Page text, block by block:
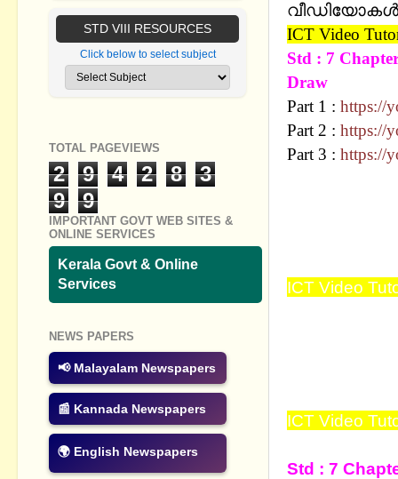
വീഡിയോകള്‍
ICT Video
Std : 7
Draw
Part 1 : https://
Part 2 : https://
Part 3 : https://
ICT Video
ICT Video
Std : 7
STD VIII RESOURCES
Click below to select subject
TOTAL PAGEVIEWS
2 9 4 2 8
3
9
9
IMPORTANT GOVT WEB SITES &
ONLINE SERVICES
Kerala Govt & Online
Services
NEWS PAPERS
📢 Malayalam Newspapers
📰 Kannada Newspapers
🌍 English Newspapers